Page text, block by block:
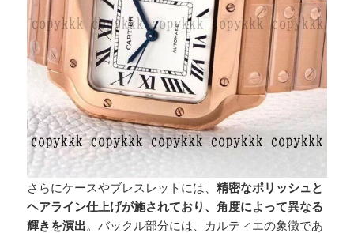
さらにケースやブレスレットには、精密なポリッシュと
ヘアライン仕上げが施されており、角度によって異なる
輝きを演出。バックル部分には、カルティエの象徴であ